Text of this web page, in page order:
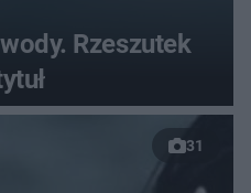
Rzeszutek
31